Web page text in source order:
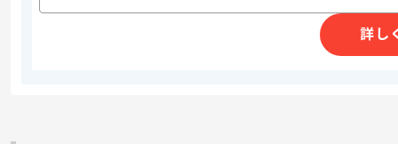
・生成AIを活用した開発経験
詳し